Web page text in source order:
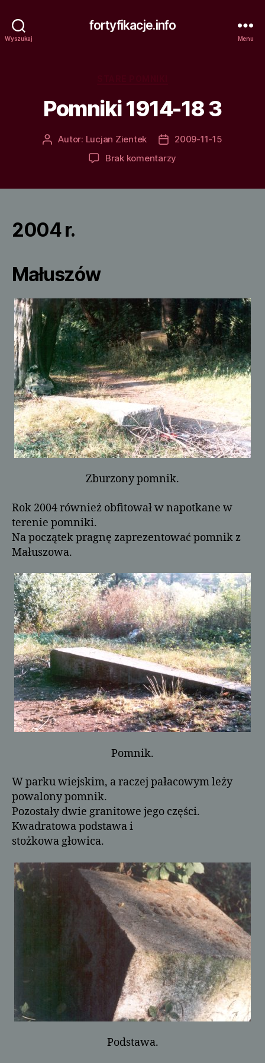
Wyszukaj
fortyfikacje.info
Menu
Pomniki 1914-18 3
AutorAutor: Lucjan Zientek
Data2009-11-15
Brak komentarzy
2004 r.
Małuszów
Zburzony pomnik.
Rok 2004 również obfitował w napotkane w
terenie pomniki.
Na początek pragnę zaprezentować pomnik z
Małuszowa.
Pomnik.
W parku wiejskim, a raczej pałacowym leży
powalony pomnik.
Pozostały dwie granitowe jego części.
Kwadratowa podstawa i
stożkowa głowica.
Podstawa.